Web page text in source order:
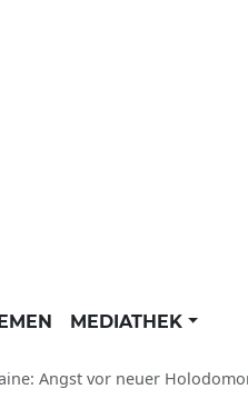
MEDIATHEK
vor neuer Holodomor-